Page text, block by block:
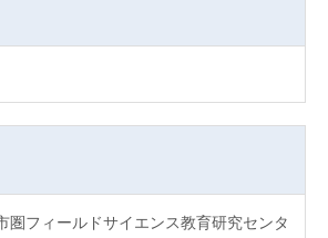
圏フィールドサイエンス教育研究センタ